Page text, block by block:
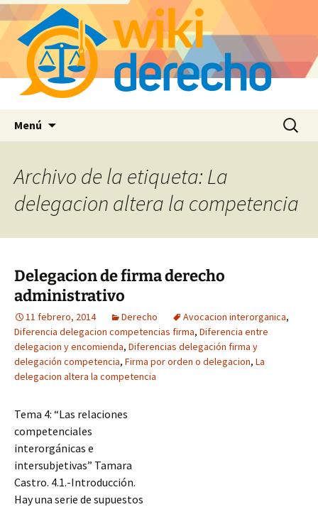
Menú Buscar:
Archivo de la etiqueta: La
delegacion altera la competencia
Delegacion de firma derecho
administrativo
11 febrero, 2014 Derecho Avocacion interorganica,
Diferencia delegacion competencias firma, Diferencia entre
delegacion y encomienda, Diferencias delegación firma y
delegación competencia, Firma por orden o delegacion, La
delegacion altera la competencia
Tema 4: “Las relaciones
competenciales
interorgánicas e
intersubjetivas” Tamara
Castro. 4.1.-Introducción.
Hay una serie de supuestos